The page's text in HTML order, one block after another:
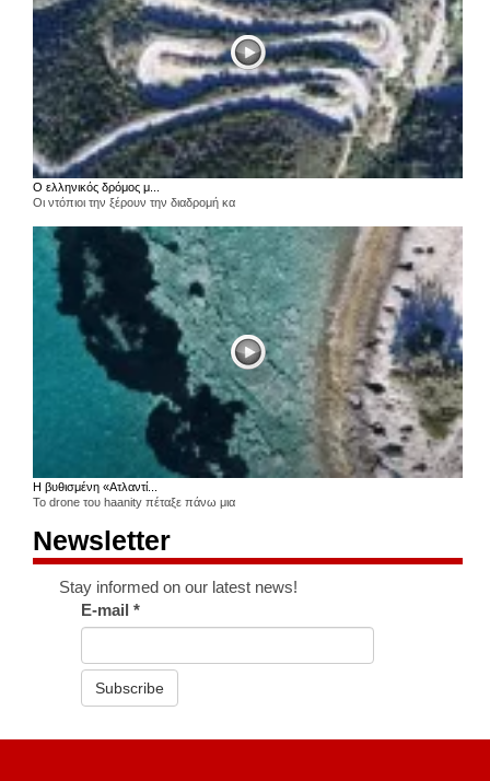
Ο ελληνικός δρόμος μ...
Οι ντόπιοι την ξέρουν την διαδρομή κα
Η βυθισμένη «Ατλαντί...
Το drone του haanity πέταξε πάνω μια
Newsletter
Stay informed on our latest news!
E-mail*
Subscribe